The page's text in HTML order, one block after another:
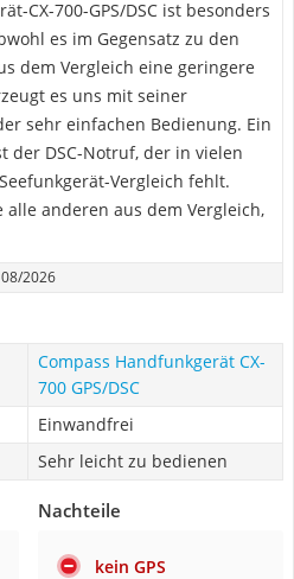
CX-700-GPS/DSC ist besonders
es im Gegensatz zu den
dem Vergleich eine geringere
es uns mit seiner
sehr einfachen Bedienung. Ein
der DSC-Notruf, der in vielen
Vergleich fehlt.
alle anderen aus dem Vergleich,
08/2026
Compass Handfunkgerät CX-
700 GPS/DSC
Einwandfrei
Sehr leicht zu bedienen
Nachteile
kein GPS